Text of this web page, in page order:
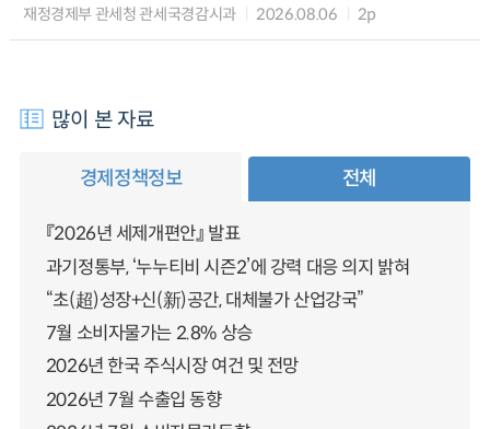
재정경제부 관세청 관세국경감시과 2026.08.06 2p
많이 본 자료
경제정책정보 전체
『2026년 세제개편안』 발표
과기정통부, ‘누누티비 시즌2’에 강력 대응 의지 밝혀
“초(超)성장+신(新)공간, 대체불가 산업강국”
7월 소비자물가는 2.8% 상승
2026년 한국 주식시장 여건 및 전망
2026년 7월 수출입 동향